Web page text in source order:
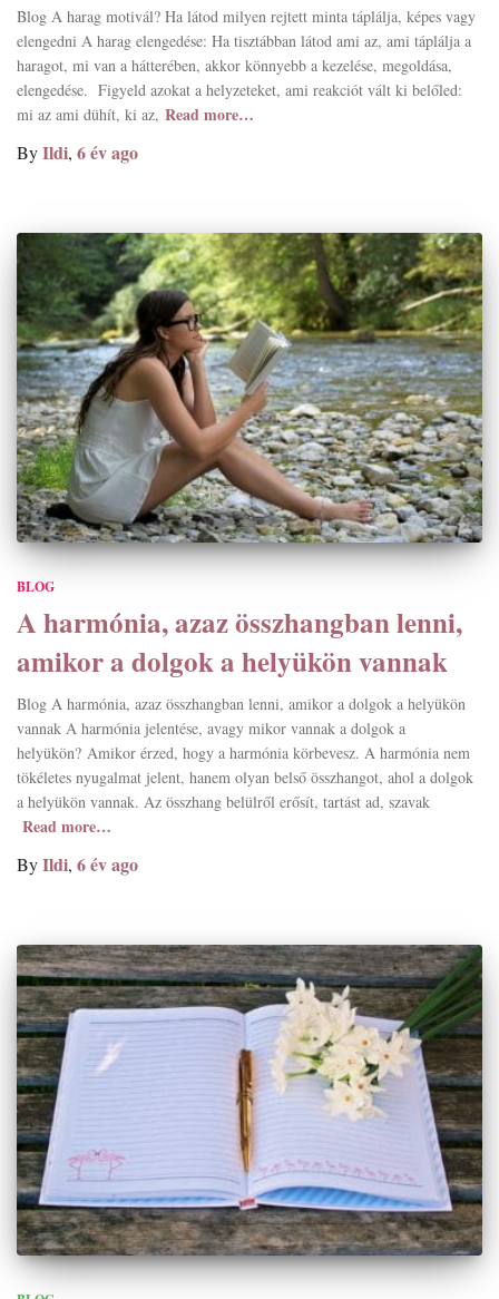
Blog A harag motivál? Ha látod milyen rejtett minta táplálja, képes vagy
elengedni A harag elengedése: Ha tisztábban látod ami az, ami táplálja a
haragot, mi van a hátterében, akkor könnyebb a kezelése, megoldása,
elengedése. Figyeld azokat a helyzeteket, ami reakciót vált ki belőled:
mi az ami dühít, ki az, Read more…
ByIldi, 6 évago
BLOG
A harmónia, azaz összhangban lenni,
amikor a dolgok a helyükön vannak
Blog A harmónia, azaz összhangban lenni, amikor a dolgok a helyükön
vannak A harmónia jelentése, avagy mikor vannak a dolgok a
helyükön? Amikor érzed, hogy a harmónia körbevesz. A harmónia nem
tökéletes nyugalmat jelent, hanem olyan belső összhangot, ahol a dolgok
a helyükön vannak. Az összhang belülről erősít, tartást ad, szavak
Read more…
ByIldi, 6 évago